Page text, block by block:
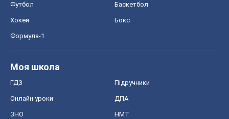
Футбол Баскетбол
Хокей Бокс
Формула-1
Моя школа
ГДЗ Підручники
Онлайн уроки ДПА
ЗНО НМТ